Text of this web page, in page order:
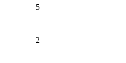
5
2